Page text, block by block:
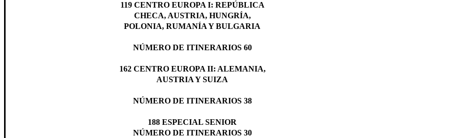
119 CENTRO EUROPA I: REPÚBLICA
CHECA, AUSTRIA, HUNGRÍA,
POLONIA, RUMANÍA Y BULGARIA
NÚMERO DE ITINERARIOS 60
162 CENTRO EUROPA II: ALEMANIA,
AUSTRIA Y SUIZA
NÚMERO DE ITINERARIOS 38
188 ESPECIAL SENIOR
NÚMERO DE ITINERARIOS 30